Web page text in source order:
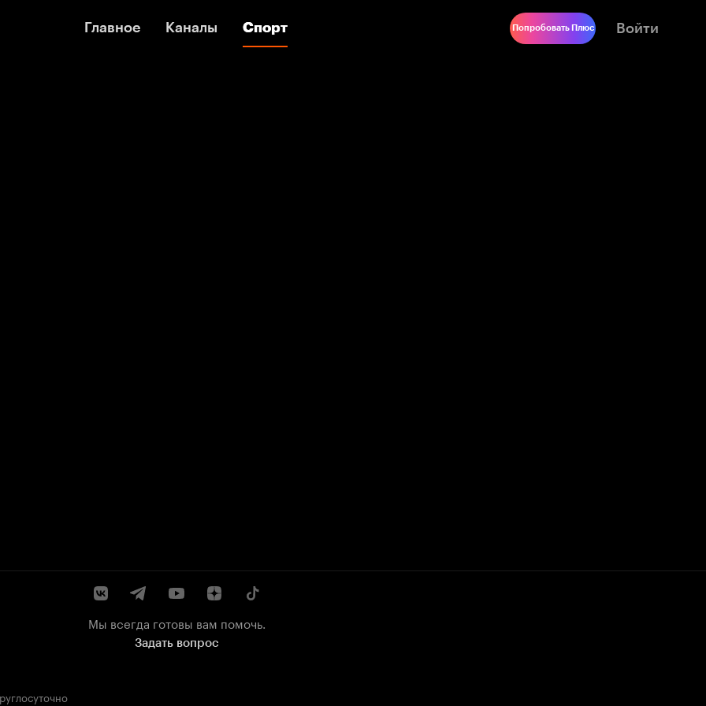
Главное Каналы Спорт
Главное Каналы Спорт Попробовать Плюс Войти
Мы всегда готовы вам помочь.
Задать вопрос